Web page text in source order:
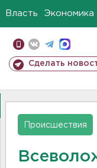
Власть Экономика
Сделать
Происшествия